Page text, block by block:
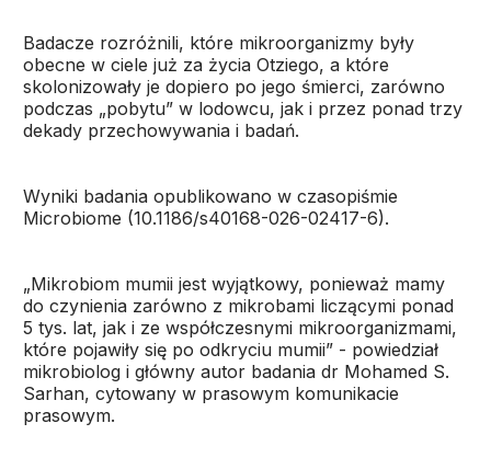
Badacze rozróżnili, które mikroorganizmy były
obecne w ciele już za życia Otziego, a które
skolonizowały je dopiero po jego śmierci, zarówno
podczas „pobytu” w lodowcu, jak i przez ponad trzy
dekady przechowywania i badań.
Wyniki badania opublikowano w czasopiśmie
Microbiome (10.1186/s40168-026-02417-6).
„Mikrobiom mumii jest wyjątkowy, ponieważ mamy
do czynienia zarówno z mikrobami liczącymi ponad
5 tys. lat, jak i ze współczesnymi mikroorganizmami,
które pojawiły się po odkryciu mumii” - powiedział
mikrobiolog i główny autor badania dr Mohamed S.
Sarhan, cytowany w prasowym komunikacie
prasowym.